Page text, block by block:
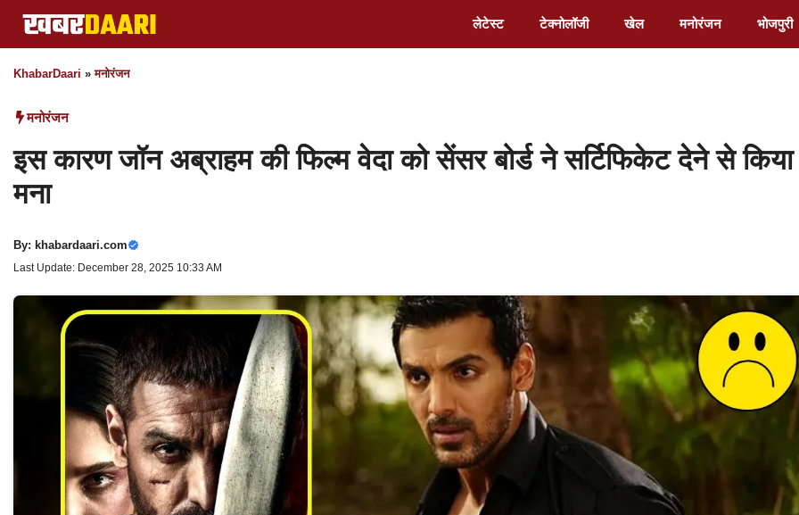
Skip
to
content
लेटेस्ट टेक्नोलॉजी खेल मनोरंजन भोजपुरी
KhabarDaari »मनोरंजन
मनोरंजन
इस कारण जॉन अब्राहम की फिल्म वेदा को सेंसर बोर्ड ने सर्टिफिकेट देने से किया
मना
By: khabardaari.com
Last Update: December 28, 2025 10:33 AM